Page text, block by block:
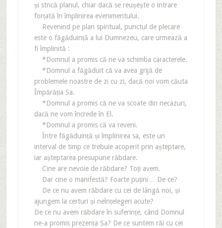
și strică planul, chiar dacă se reușește o intrare
forțată în împlinirea evenimentului.
Revenind pe plan spiritual, punctul de plecare
este o făgăduință a lui Dumnezeu, care urmează a
fi împlinită :
*Domnul a promis că ne va schimba caracterele.
*Domnul a făgăduit că va avea grijă de
problemele noastre de zi cu zi, dacă noi vom căuta
Împărăția Sa.
*Domnul a promis că ne va scoate din necazuri,
dacă ne vom încrede în El.
*Domnul a promis că va reveni.
Între făgăduință și împlinirea sa, este un
interval de timp ce trebuie acoperit prin așteptare,
iar așteptarea presupune răbdare.
Cine are nevoie de răbdare? Toți avem.
Dar cine o manifestă? Foarte puțini… De ce?
De ce nu avem răbdare cu cei de lângă noi, și
ajungem la certuri și neînțelegeri acute?
De ce nu avem răbdare în suferințe, când Domnul
ne-a promis prezența Sa? De ce suntem răi cu cei